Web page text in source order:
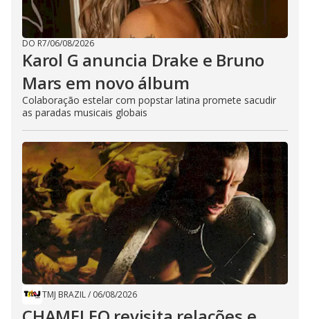
DO R7/06/08/2026
Karol G anuncia Drake e Bruno
Mars em novo álbum
Colaboração estelar com popstar latina promete sacudir
as paradas musicais globais
TMJ BRAZIL/ 06/08/2026